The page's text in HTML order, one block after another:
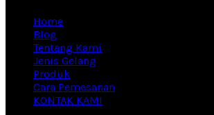
Home
Blog
Tentang Kami
Jenis Gelang
Produk
Cara Pemesanan
KONTAK KAMI